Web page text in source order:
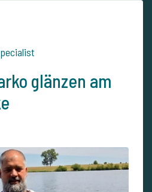
glänzen am